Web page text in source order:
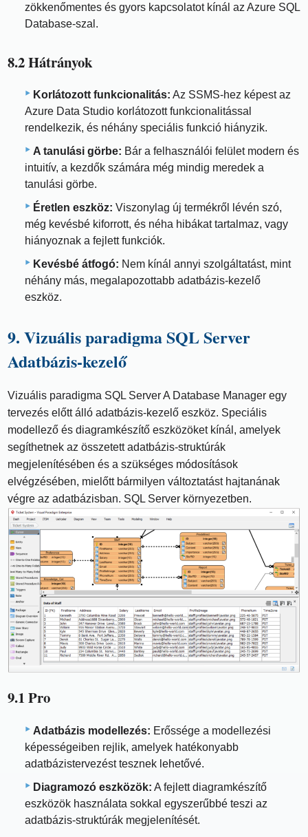
zökkenőmentes és gyors kapcsolatot kínál az Azure SQL
Database-szal.
8.2 Hátrányok
Korlátozott funkcionalitás: Az SSMS-hez képest az
Azure Data Studio korlátozott funkcionalitással
rendelkezik, és néhány speciális funkció hiányzik.
A tanulási görbe: Bár a felhasználói felület modern és
intuitív, a kezdők számára még mindig meredek a
tanulási görbe.
Éretlen eszköz: Viszonylag új termékről lévén szó,
még kevésbé kiforrott, és néha hibákat tartalmaz, vagy
hiányoznak a fejlett funkciók.
Kevésbé átfogó: Nem kínál annyi szolgáltatást, mint
néhány más, megalapozottabb adatbázis-kezelő
eszköz.
9. Vizuális paradigma SQL Server
Adatbázis-kezelő
Vizuális paradigma SQL Server A Database Manager egy
tervezés előtt álló adatbázis-kezelő eszköz. Speciális
modellező és diagramkészítő eszközöket kínál, amelyek
segíthetnek az összetett adatbázis-struktúrák
megjelenítésében és a szükséges módosítások
elvégzésében, mielőtt bármilyen változtatást hajtanának
végre az adatbázisban. SQL Server környezetben.
9.1 Pro
Adatbázis modellezés: Erőssége a modellezési
képességeiben rejlik, amelyek hatékonyabb
adatbázistervezést tesznek lehetővé.
Diagramozó eszközök: A fejlett diagramkészítő
eszközök használata sokkal egyszerűbbé teszi az
adatbázis-struktúrák megjelenítését.